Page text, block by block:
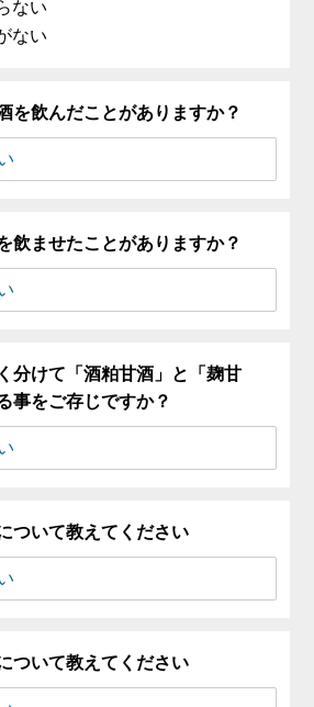
ない
ない
を飲んだことがありますか？
飲ませたことがありますか？
分けて「酒粕甘酒」と「麹甘
事をご存じですか？
ついて教えてください
ついて教えてください